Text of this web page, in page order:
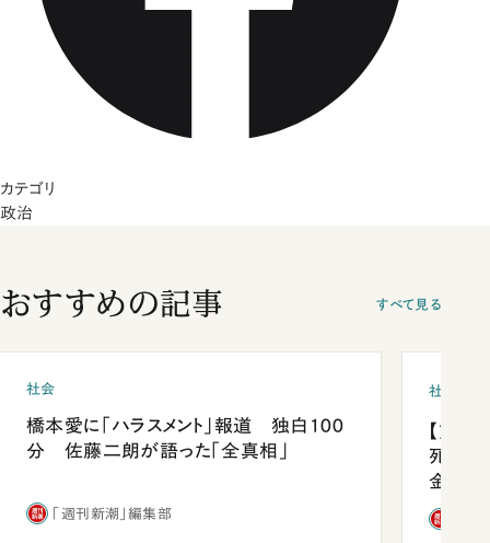
カテゴリ
政治
おすすめの記事 すべて見る
社会
橋本愛に「ハラスメント」報道 独白100
分 佐藤二朗が語った「全真相」
「週刊新潮」編集部
社会
【熊本
死を分
金」